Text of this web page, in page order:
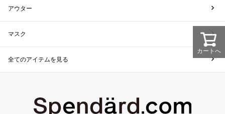
カートへ
アウター
マスク
全てのアイテムを見る